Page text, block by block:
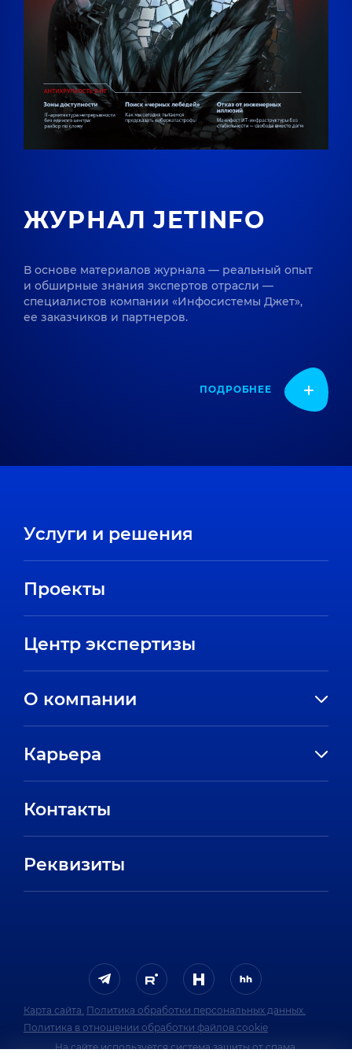
ЖУРНАЛ JETINFO
В основе материалов журнала — реальный опыт
и обширные знания экспертов отрасли —
специалистов компании «Инфосистемы Джет»,
ее заказчиков и партнеров.
ПОДРОБНЕЕ
Услуги и решения
Проекты
Центр экспертизы
О компании
Направления
Карьера
Контакты
Реквизиты
Карта сайта. Политика обработки персональных данных.
Политика в отношении обработки файлов cookie
На сайте используется система защиты от спама.